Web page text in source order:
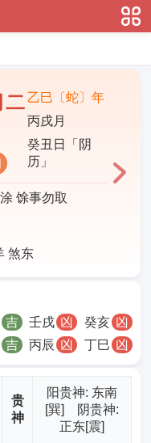
二 乙巳〔蛇〕年
丙戌月
癸丑日「阴
历」
馀事勿取
煞东
吉 丙辰 凶 丁巳 凶
吉 壬戌 凶 癸亥 凶
贵
神
阳贵神: 东南
[巽] 阴贵神:
正东[震]